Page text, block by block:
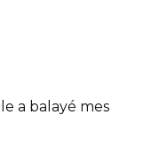
a balayé mes